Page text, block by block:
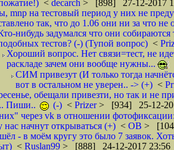
< decarch > [898] 27-12-2017
mnp на тестовый период у них не
так, что до 1.06 они ни за что не
нибудь задумался что они
тестов? (-) (Тупой вопрос) <
Хороший вопрос. Нет связи=тест, не
раскладе зачем они вообще нужны...
СИМ привезут (И только тогда
вот в остальном не уверен.. -> (+) <
обещали привезти, но так и не
Пиши..
(-) < Prizer> [934] 25-12-
через vk в отношении
нас начнут открываться (+) < ОВ >
- в моём кругу это было 7 заявок.
< Ruslan99 > [888] 24-12-2017 23:56